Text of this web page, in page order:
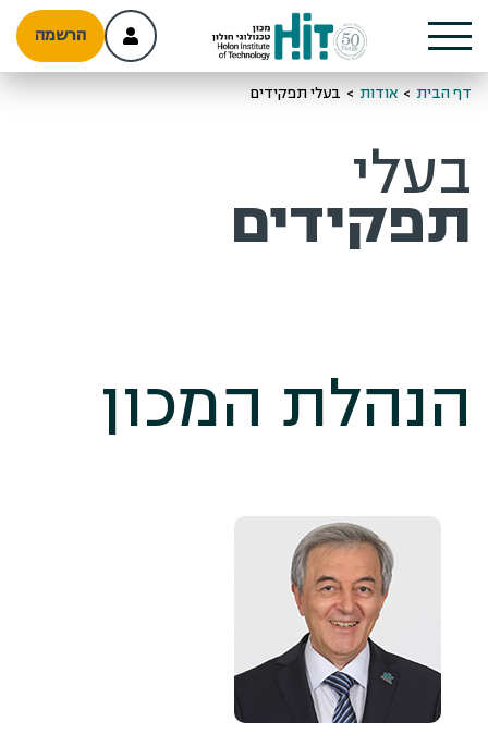
הרשמה
דף הבית > אודות > בעלי תפקידים
בעלי
תפקידים
הנהלת המכון